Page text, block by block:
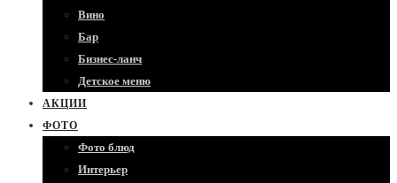
Вино
Бар
Бизнес-ланч
Детское меню
АКЦИИ
ФОТО
Фото блюд
Интерьер